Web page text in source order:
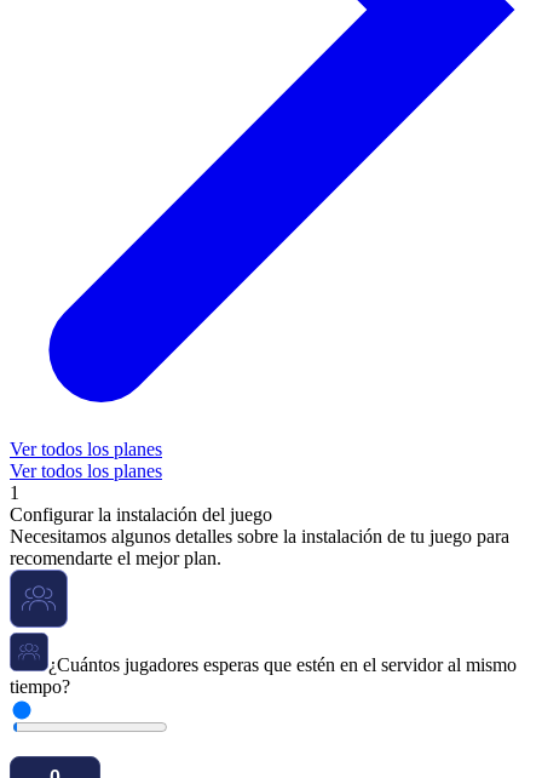
Ver todos los planes
Ver todos los planes
1
Configurar la instalación del juego
Necesitamos algunos detalles sobre la instalación de tu juego para
recomendarte el mejor plan.
¿Cuántos jugadores esperas que estén en el servidor al mismo
tiempo?